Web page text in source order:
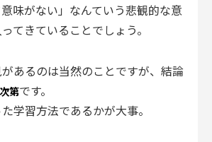
味がない」なんていう悲観的な意
てきていることでしょう。
あるのは当然のことですが、結論
第です。
学習方法であるかが大事。